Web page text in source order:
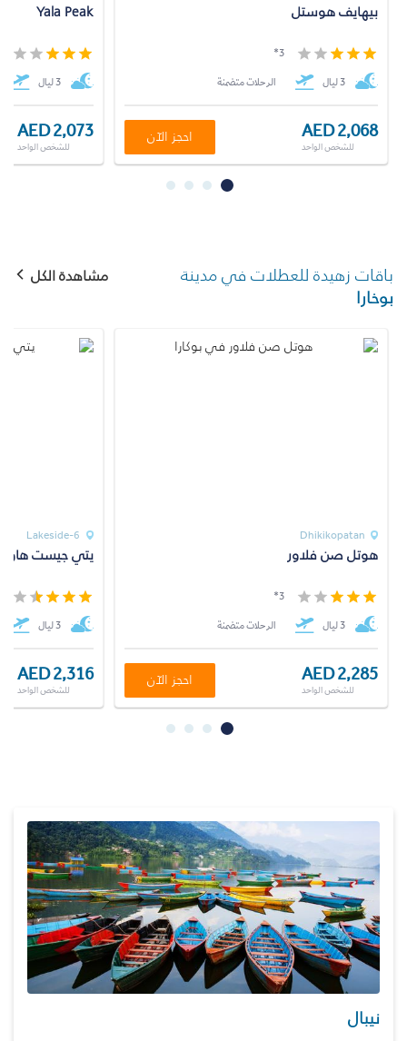
Yala Peak
3 ليال
AED 2,073
للشخص الواحد
بيهايف هوستل
3*
3 ليال الرحلات متضمنة
AED 2,068
للشخص الواحد
احجز الآن
باقات زهيدة للعطلات في مدينة
بوخارا
مشاهدة الكل
Lakeside-6
يتي جيست
3 ليال
AED 2,316
للشخص الواحد
Dhikikopatan
هوتل صن فلاور
3*
3 ليال الرحلات متضمنة
AED 2,285
للشخص الواحد
احجز الآن
نيبال